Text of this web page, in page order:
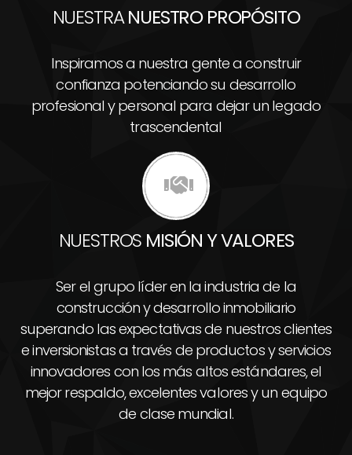
NUESTRANUESTRO PROPÓSITO
Inspiramos a nuestra gente a construir
confianza potenciando su desarrollo
profesional y personal para dejar un legado
trascendental
NUESTROS MISIÓN Y VALORES
Ser el grupo líder en la industria de la
construcción y desarrollo inmobiliario
superando las expectativas de nuestros clientes
e inversionistas a través de productos y servicios
innovadores con los más altos estándares, el
mejor respaldo, excelentes valores y un equipo
de clase mundial.